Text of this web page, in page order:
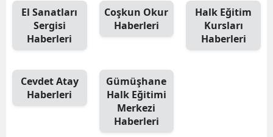
Isparta
Mersin
İzmir
Kars
Kastamonu
El Sanatları
Sergisi
Haberleri
Coşkun Okur
Haberleri
Halk Eğitim
Kursları
Haberleri
Cevdet Atay
Haberleri
Gümüşhane
Halk Eğitimi
Merkezi
Haberleri